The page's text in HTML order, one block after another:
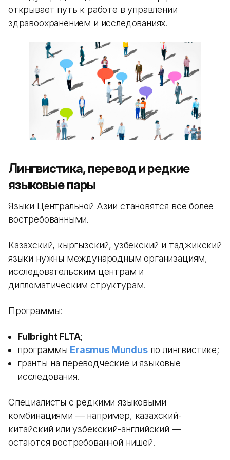
открывает путь к работе в управлении
здравоохранением и исследованиях.
Лингвистика, перевод и редкие
языковые пары
Языки Центральной Азии становятся все более
востребованными.
Казахский, кыргызский, узбекский и таджикский
языки нужны международным организациям,
исследовательским центрам и
дипломатическим структурам.
Программы:
Fulbright FLTA;
программы Erasmus Mundusпо лингвистике;
гранты на переводческие и языковые
исследования.
Специалисты с редкими языковыми
комбинациями — например, казахский-
китайский или узбекский-английский —
остаются востребованной нишей.